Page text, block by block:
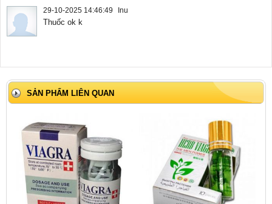
29-10-2025 14:46:49 Inu
Thuốc ok k
SẢN PHẨM LIÊN QUAN